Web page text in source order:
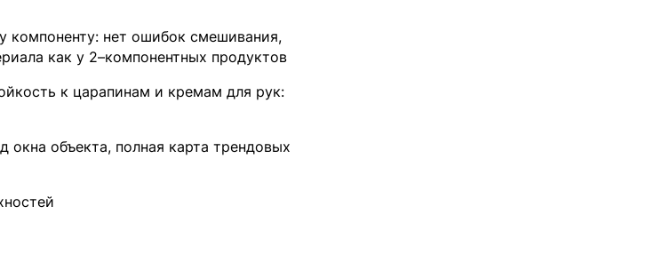
компоненту: нет ошибок смешивания,
как у 2–компонентных продуктов
к царапинам и кремам для рук:
объекта, полная карта трендовых